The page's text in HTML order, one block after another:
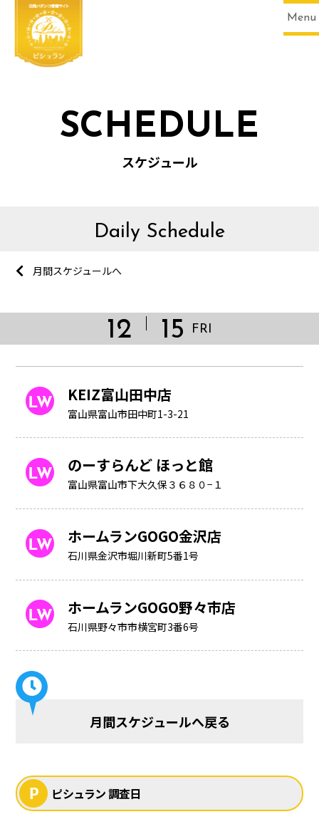
Menu
HOME
SCHEDULE
スケジュール
Daily Schedule
月間スケジュールへ
12 15 FRI
KEIZ富山田中店
富山県富山市田中町1-3-21
のーすらんど ほっと館
富山県富山市下大久保３６８０−１
ホームランGOGO金沢店
石川県金沢市堀川新町5番1号
ホームランGOGO野々市店
石川県野々市市横宮町3番6号
月間スケジュールへ戻る
ピシュラン 調査日